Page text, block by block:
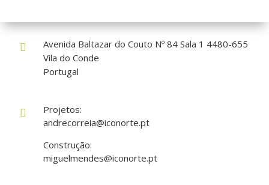

Avenida Baltazar do Couto Nº 84 Sala 1 4480-655
Vila do Conde
Portugal

Projetos:
andrecorreia@iconorte.pt
Construção:
miguelmendes@iconorte.pt